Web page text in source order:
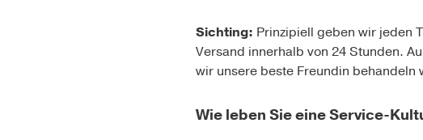
Sichting: Prinzipiell geben wir jeden
Versand innerhalb von 24 Stunden.
wir unsere beste Freundin
Wie leben Sie eine Service-